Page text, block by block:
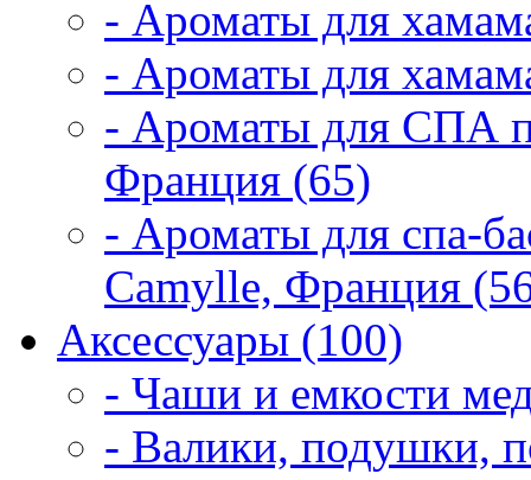
- Ароматы для
- Ароматы для
- Ароматы для СПА
Франция (65)
- Ароматы для спа-
Camylle, Франция
Аксессуары (100)
- Чаши и емкости
- Валики, подушки,